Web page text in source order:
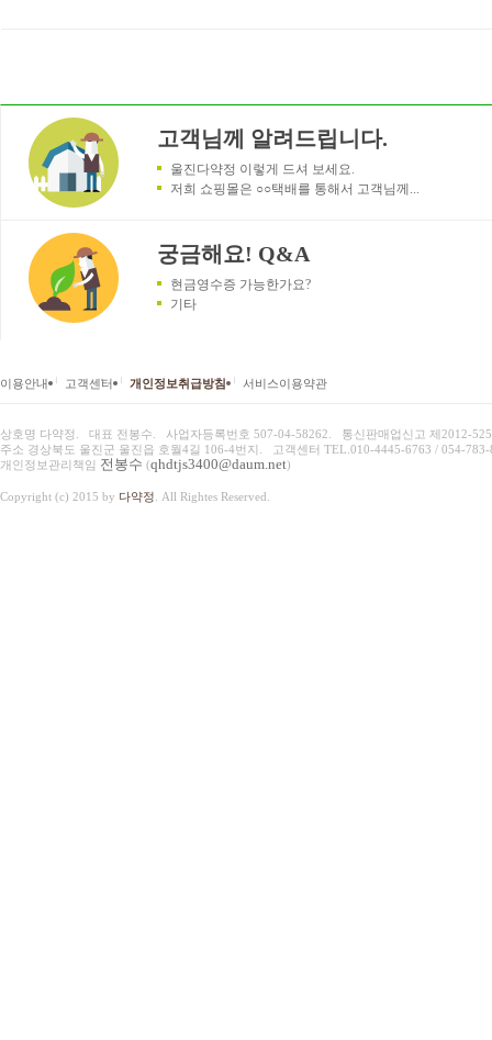
고객님께 알려드립니다.
울진다약정 이렇게 드셔 보세요.
저희 쇼핑몰은 ○○택배를 통해서 고객님께...
궁금해요! Q&A
현금영수증 가능한가요?
기타
이용안내 고객센터 개인정보취급방침 서비스이용약관
상호명 다약정. 대표 전봉수. 사업자등록번호 507-04-58262 . 통신판매업신고 제2012-
주소 경상북도 울진군 울진읍 호월4길 106-4번지. 고객센터 TEL.010-4445-6763 / 054-783-
개인정보관리책임 전봉수 (qhdtjs3400@daum.net)
Copyright (c) 2015 by 다약정 . All Rightes Reserved.